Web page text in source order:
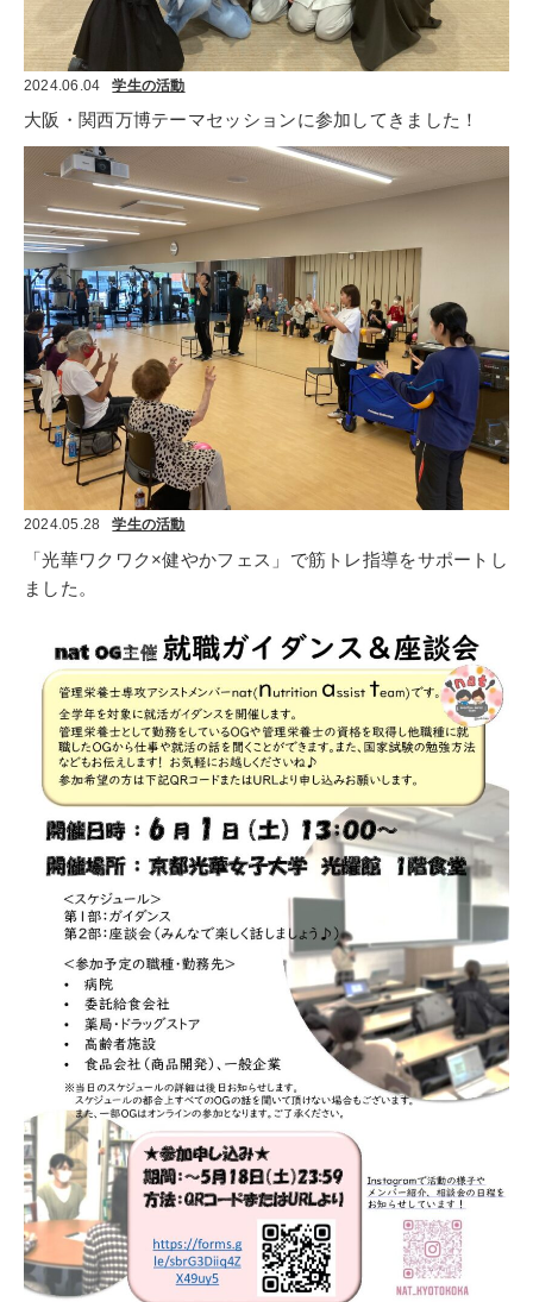
2024.06.04 学生の活動
大阪・関西万博テーマセッションに参加してきました！
2024.05.28 学生の活動
「光華ワクワク×健やかフェス」で筋トレ指導をサポートし
ました。